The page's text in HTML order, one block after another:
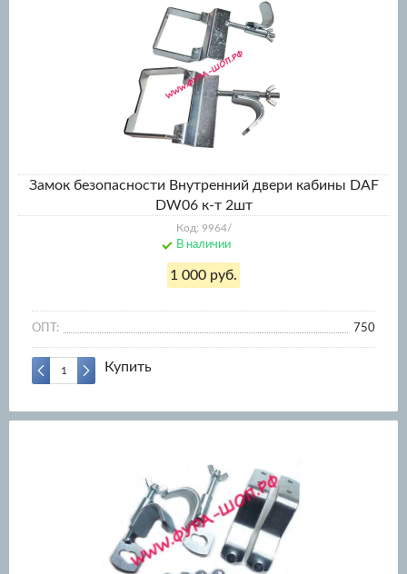
Замок безопасности Внутренний двери кабины DAF
DW06 к-т 2шт
Код: 9964/
В наличии
1 000 руб.
ОПТ: 750
Купить